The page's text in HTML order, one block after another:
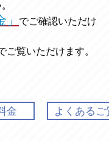
。
でご確認いただけ
ご覧いただけます。
金 よくあるご